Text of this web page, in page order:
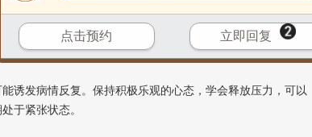
定。
发病情反复。保持积极乐观的心态，学会释放压力，可以
于紧张状态。
点击预约 立即回复